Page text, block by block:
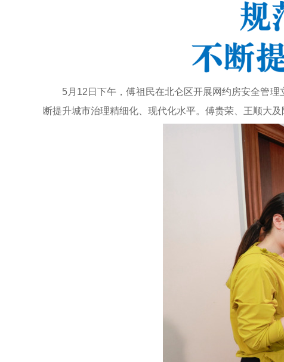
5月12日下午，傅祖民在北仑区开展网约房安全管
断提升城市治理精细化、现代化水平。傅贵荣、王顺大及